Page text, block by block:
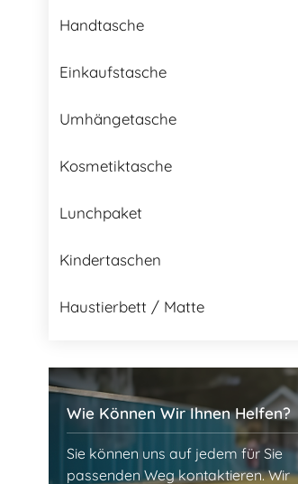
Handtasche
Einkaufstasche
Umhängetasche
Kosmetiktasche
Lunchpaket
Kindertaschen
Haustierbett / Matte
Wie Können Wir Ihnen Helfen?
Sie können uns auf jedem für Sie
passenden Weg kontaktieren. Wir